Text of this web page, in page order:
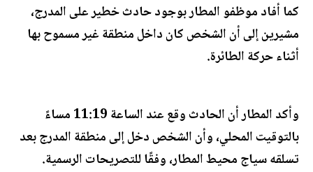
كما أفاد موظفو المطار بوجود حادث خطير على المدرج،
مشيرين إلى أن الشخص كان داخل منطقة غير مسموح بها
أثناء حركة الطائرة.
وأكد المطار أن الحادث وقع عند الساعة 11:19 مساءً
بالتوقيت المحلي، وأن الشخص دخل إلى منطقة المدرج بعد
تسلقه سياج محيط المطار، وفقًا للتصريحات الرسمية.